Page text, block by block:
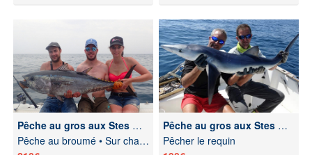
Pêche au gros aux Stes Maries de la Mer
Pêche au broumé • Sur chasses • Traîne
Pêche au gros aux Stes Maries de la Mer
Pêcher le requin